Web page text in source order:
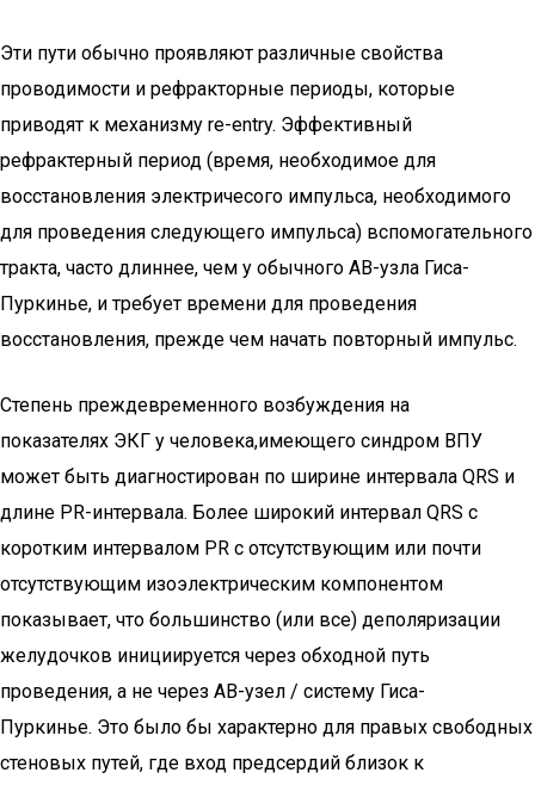
Эти пути обычно проявляют различные свойства
проводимости и рефракторные периоды, которые
приводят к механизму re-entry. Эффективный
рефрактерный период (время, необходимое для
восстановления электричесого импульса, необходимого
для проведения следующего импульса) вспомогательного
тракта, часто длиннее, чем у обычного AВ-узла Гиса-
Пуркинье, и требует времени для проведения
восстановления, прежде чем начать повторный импульс.
Степень преждевременного возбуждения на
показателях ЭКГ у человека,имеющего синдром ВПУ
может быть диагностирован по ширине интервала QRS и
длине PR-интервала. Более широкий интервал QRS с
коротким интервалом PR с отсутствующим или почти
отсутствующим изоэлектрическим компонентом
показывает, что большинство (или все) деполяризации
желудочков инициируется через обходной путь
проведения, а не через АВ-узел / систему Гиса-
Пуркинье. Это было бы характерно для правых свободных
стеновых путей, где вход предсердий близок к